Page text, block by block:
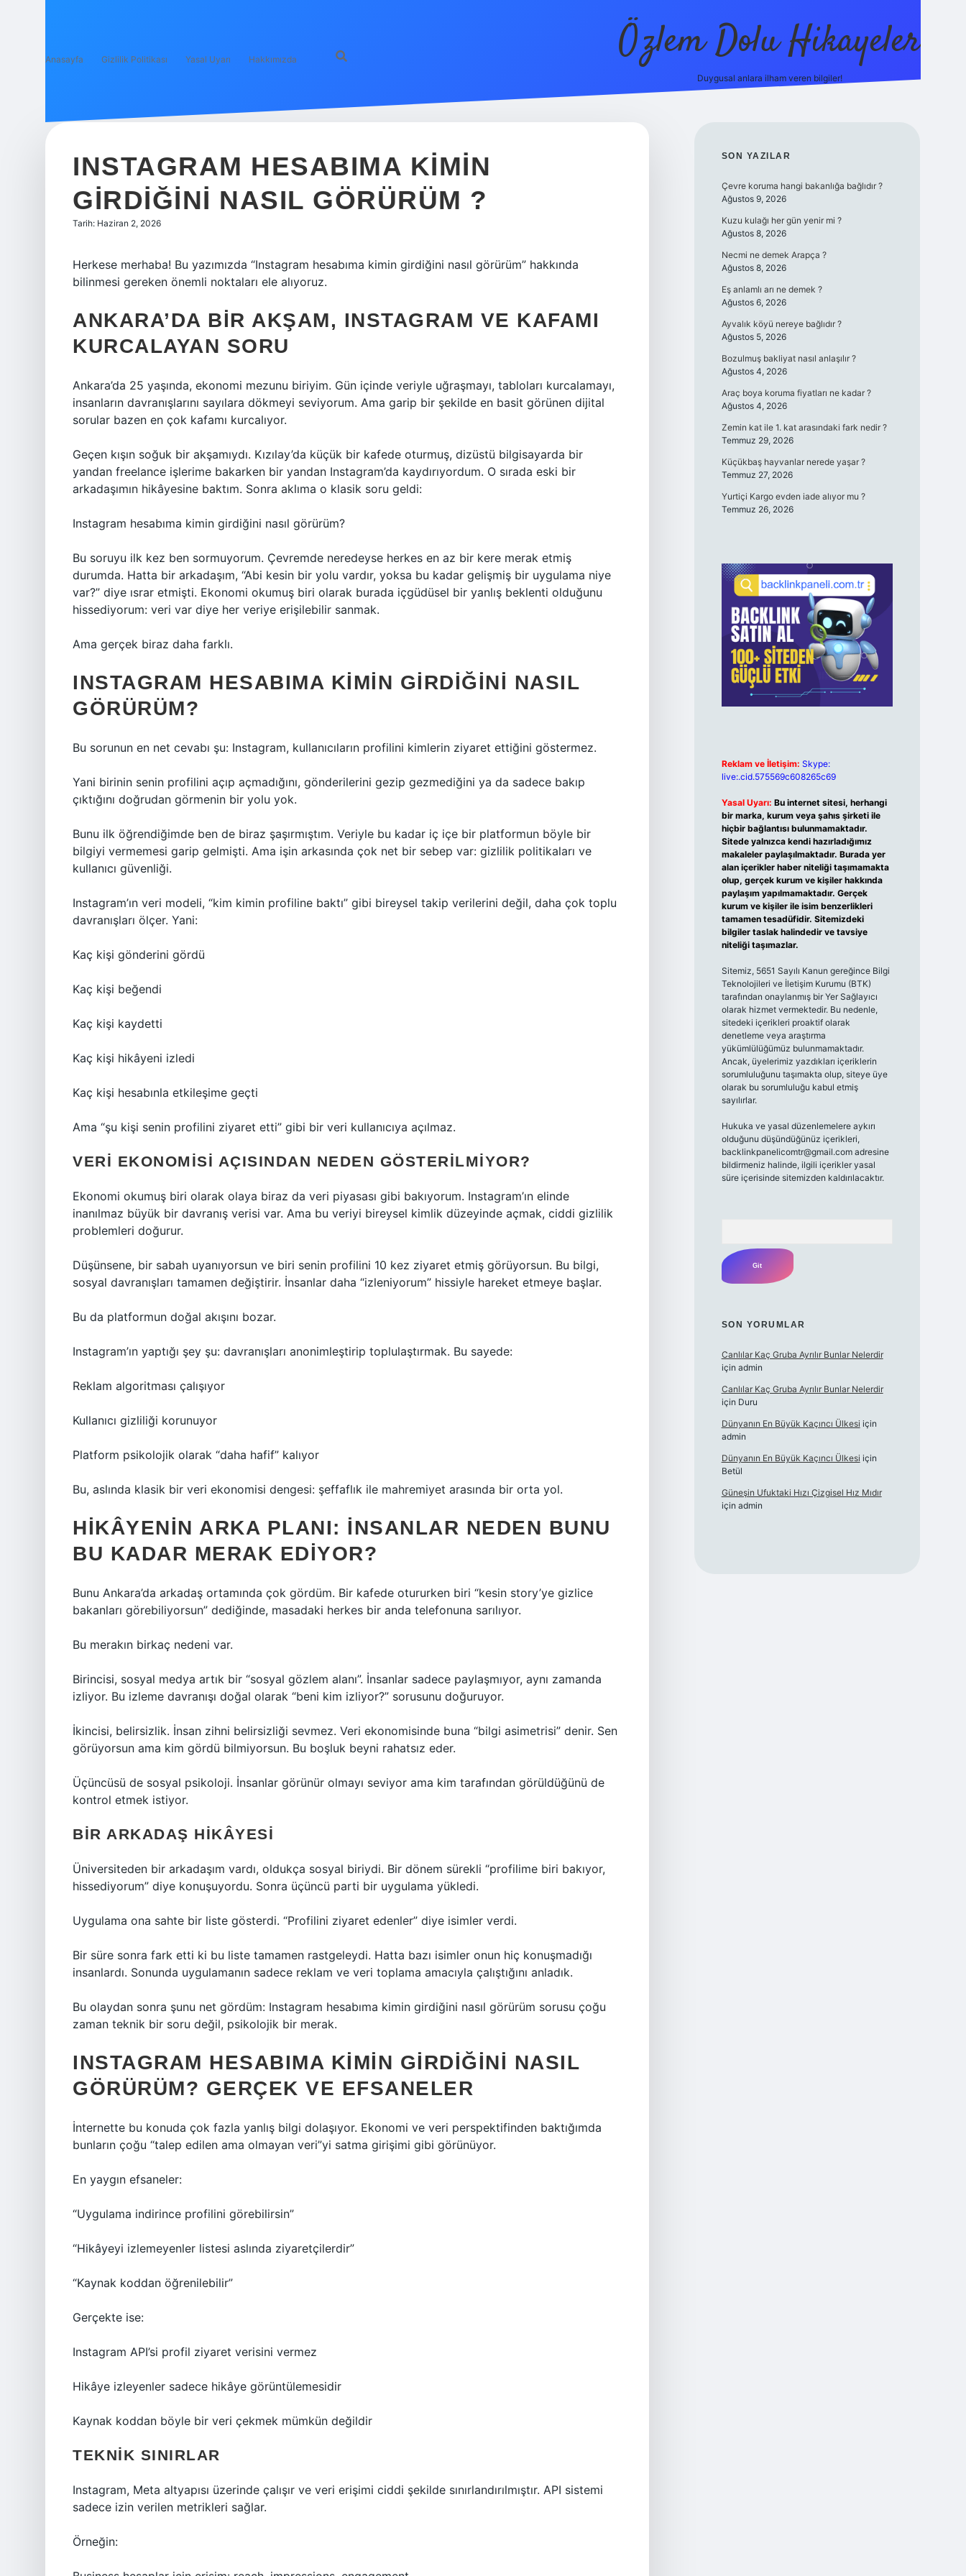
Anasayfa Gizlilik Politikası Yasal Uyarı Hakkımızda Özlem Dolu Hikayeler
Duygusal anlara ilham veren bilgiler!
INSTAGRAM HESABIMA KIMIN
GIRDIĞINI NASIL GÖRÜRÜM ?
Tarih: Haziran 2, 2026
Herkese merhaba! Bu yazımızda “Instagram hesabıma kimin girdiğini nasıl görürüm” hakkında
bilinmesi gereken önemli noktaları ele alıyoruz.
ANKARA’DA BIR AKŞAM, INSTAGRAM VE KAFAMI
KURCALAYAN SORU
Ankara’da 25 yaşında, ekonomi mezunu biriyim. Gün içinde veriyle uğraşmayı, tabloları kurcalamayı,
insanların davranışlarını sayılara dökmeyi seviyorum. Ama garip bir şekilde en basit görünen dijital
sorular bazen en çok kafamı kurcalıyor.
Geçen kışın soğuk bir akşamıydı. Kızılay’da küçük bir kafede oturmuş, dizüstü bilgisayarda bir
yandan freelance işlerime bakarken bir yandan Instagram’da kaydırıyordum. O sırada eski bir
arkadaşımın hikâyesine baktım. Sonra aklıma o klasik soru geldi:
Instagram hesabıma kimin girdiğini nasıl görürüm?
Bu soruyu ilk kez ben sormuyorum. Çevremde neredeyse herkes en az bir kere merak etmiş
durumda. Hatta bir arkadaşım, “Abi kesin bir yolu vardır, yoksa bu kadar gelişmiş bir uygulama niye
var?” diye ısrar etmişti. Ekonomi okumuş biri olarak burada içgüdüsel bir yanlış beklenti olduğunu
hissediyorum: veri var diye her veriye erişilebilir sanmak.
Ama gerçek biraz daha farklı.
INSTAGRAM HESABIMA KIMIN GIRDIĞINI NASIL
GÖRÜRÜM?
Bu sorunun en net cevabı şu: Instagram, kullanıcıların profilini kimlerin ziyaret ettiğini göstermez.
Yani birinin senin profilini açıp açmadığını, gönderilerini gezip gezmediğini ya da sadece bakıp
çıktığını doğrudan görmenin bir yolu yok.
Bunu ilk öğrendiğimde ben de biraz şaşırmıştım. Veriyle bu kadar iç içe bir platformun böyle bir
bilgiyi vermemesi garip gelmişti. Ama işin arkasında çok net bir sebep var: gizlilik politikaları ve
kullanıcı güvenliği.
Instagram’ın veri modeli, “kim kimin profiline baktı” gibi bireysel takip verilerini değil, daha çok toplu
davranışları ölçer. Yani:
Kaç kişi gönderini gördü
Kaç kişi beğendi
Kaç kişi kaydetti
Kaç kişi hikâyeni izledi
Kaç kişi hesabınla etkileşime geçti
Ama “şu kişi senin profilini ziyaret etti” gibi bir veri kullanıcıya açılmaz.
VERI EKONOMISI AÇISINDAN NEDEN GÖSTERILMIYOR?
Ekonomi okumuş biri olarak olaya biraz da veri piyasası gibi bakıyorum. Instagram’ın elinde
inanılmaz büyük bir davranış verisi var. Ama bu veriyi bireysel kimlik düzeyinde açmak, ciddi gizlilik
problemleri doğurur.
Düşünsene, bir sabah uyanıyorsun ve biri senin profilini 10 kez ziyaret etmiş görüyorsun. Bu bilgi,
sosyal davranışları tamamen değiştirir. İnsanlar daha “izleniyorum” hissiyle hareket etmeye başlar.
Bu da platformun doğal akışını bozar.
Instagram’ın yaptığı şey şu: davranışları anonimleştirip toplulaştırmak. Bu sayede:
Reklam algoritması çalışıyor
Kullanıcı gizliliği korunuyor
Platform psikolojik olarak “daha hafif” kalıyor
Bu, aslında klasik bir veri ekonomisi dengesi: şeffaflık ile mahremiyet arasında bir orta yol.
HIKÂYENIN ARKA PLANI: INSANLAR NEDEN BUNU
BU KADAR MERAK EDIYOR?
Bunu Ankara’da arkadaş ortamında çok gördüm. Bir kafede otururken biri “kesin story’ye gizlice
bakanları görebiliyorsun” dediğinde, masadaki herkes bir anda telefonuna sarılıyor.
Bu merakın birkaç nedeni var.
Birincisi, sosyal medya artık bir “sosyal gözlem alanı”. İnsanlar sadece paylaşmıyor, aynı zamanda
izliyor. Bu izleme davranışı doğal olarak “beni kim izliyor?” sorusunu doğuruyor.
İkincisi, belirsizlik. İnsan zihni belirsizliği sevmez. Veri ekonomisinde buna “bilgi asimetrisi” denir. Sen
görüyorsun ama kim gördü bilmiyorsun. Bu boşluk beyni rahatsız eder.
Üçüncüsü de sosyal psikoloji. İnsanlar görünür olmayı seviyor ama kim tarafından görüldüğünü de
kontrol etmek istiyor.
BIR ARKADAŞ HIKÂYESI
Üniversiteden bir arkadaşım vardı, oldukça sosyal biriydi. Bir dönem sürekli “profilime biri bakıyor,
hissediyorum” diye konuşuyordu. Sonra üçüncü parti bir uygulama yükledi.
Uygulama ona sahte bir liste gösterdi. “Profilini ziyaret edenler” diye isimler verdi.
Bir süre sonra fark etti ki bu liste tamamen rastgeleydi. Hatta bazı isimler onun hiç konuşmadığı
insanlardı. Sonunda uygulamanın sadece reklam ve veri toplama amacıyla çalıştığını anladık.
Bu olaydan sonra şunu net gördüm: Instagram hesabıma kimin girdiğini nasıl görürüm sorusu çoğu
zaman teknik bir soru değil, psikolojik bir merak.
INSTAGRAM HESABIMA KIMIN GIRDIĞINI NASIL
GÖRÜRÜM? GERÇEK VE EFSANELER
İnternette bu konuda çok fazla yanlış bilgi dolaşıyor. Ekonomi ve veri perspektifinden baktığımda
bunların çoğu “talep edilen ama olmayan veri”yi satma girişimi gibi görünüyor.
En yaygın efsaneler:
“Uygulama indirince profilini görebilirsin”
“Hikâyeyi izlemeyenler listesi aslında ziyaretçilerdir”
“Kaynak koddan öğrenilebilir”
Gerçekte ise:
Instagram API’si profil ziyaret verisini vermez
Hikâye izleyenler sadece hikâye görüntülemesidir
Kaynak koddan böyle bir veri çekmek mümkün değildir
TEKNIK SINIRLAR
Instagram, Meta altyapısı üzerinde çalışır ve veri erişimi ciddi şekilde sınırlandırılmıştır. API sistemi
sadece izin verilen metrikleri sağlar.
Örneğin:
SIDEBAR
SON YAZILAR
Çevre koruma hangi bakanlığa bağlıdır ?
Ağustos 9, 2026
Kuzu kulağı her gün yenir mi ?
Ağustos 8, 2026
Necmi ne demek Arapça ?
Ağustos 8, 2026
Eş anlamlı arı ne demek ?
Ağustos 6, 2026
Ayvalık köyü nereye bağlıdır ?
Ağustos 5, 2026
Bozulmuş bakliyat nasıl anlaşılır ?
Ağustos 4, 2026
Araç boya koruma fiyatları ne kadar ?
Ağustos 4, 2026
Zemin kat ile 1. kat arasındaki fark nedir ?
Temmuz 29, 2026
Küçükbaş hayvanlar nerede yaşar ?
Temmuz 27, 2026
Yurtiçi Kargo evden iade alıyor mu ?
Temmuz 26, 2026
Reklam ve İletişim: Skype:
live:.cid.575569c608265c69
Yasal Uyarı: Bu internet sitesi, herhangi
bir marka, kurum veya şahıs şirketi ile
hiçbir bağlantısı bulunmamaktadır.
Sitede yalnızca kendi hazırladığımız
makaleler paylaşılmaktadır. Burada yer
alan içerikler haber niteliği taşımamakta
olup, gerçek kurum ve kişiler hakkında
paylaşım yapılmamaktadır. Gerçek
kurum ve kişiler ile isim benzerlikleri
tamamen tesadüfidir. Sitemizdeki
bilgiler taslak halindedir ve tavsiye
niteliği taşımazlar.
Sitemiz, 5651 Sayılı Kanun gereğince Bilgi
Teknolojileri ve İletişim Kurumu (BTK)
tarafından onaylanmış bir Yer Sağlayıcı
olarak hizmet vermektedir. Bu nedenle,
sitedeki içerikleri proaktif olarak
denetleme veya araştırma
yükümlülüğümüz bulunmamaktadır.
Ancak, üyelerimiz yazdıkları içeriklerin
sorumluluğunu taşımakta olup, siteye üye
olarak bu sorumluluğu kabul etmiş
sayılırlar.
Hukuka ve yasal düzenlemelere aykırı
olduğunu düşündüğünüz içerikleri,
backlinkpanelicomtr@gmail.comadresine
bildirmeniz halinde, ilgili içerikler yasal
süre içerisinde sitemizden kaldırılacaktır.
SON YORUMLAR
Canlılar Kaç Gruba Ayrılır Bunlar Nelerdir
için admin
Canlılar Kaç Gruba Ayrılır Bunlar Nelerdir
için Duru
Dünyanın En Büyük Kaçıncı Ülkesi için
admin
Dünyanın En Büyük Kaçıncı Ülkesi için
Betül
Güneşin Ufuktaki Hızı Çizgisel Hız Mıdır
için admin